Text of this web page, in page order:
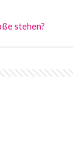
stehen?